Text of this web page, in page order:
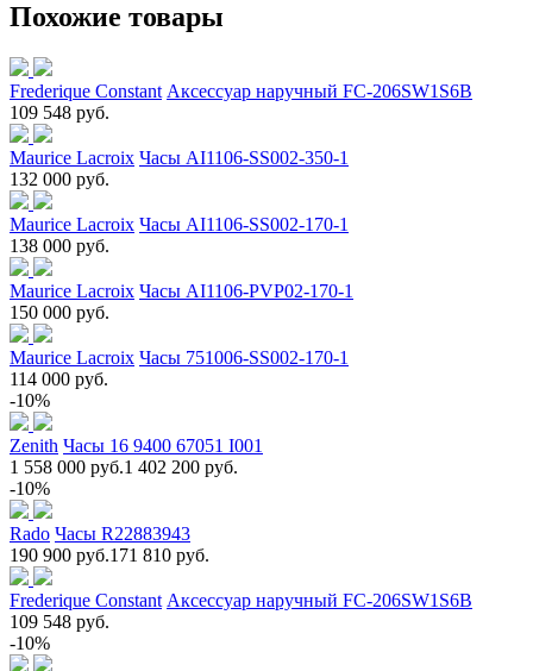
Похожие товары
Frederique Constant Аксессуар наручный FC-206SW1S6B
109 548 руб.
Maurice Lacroix Часы AI1106-SS002-350-1
132 000 руб.
Maurice Lacroix Часы AI1106-SS002-170-1
138 000 руб.
Maurice Lacroix Часы AI1106-PVP02-170-1
150 000 руб.
Maurice Lacroix Часы 751006-SS002-170-1
114 000 руб.
-10%
Zenith Часы 16 9400 67051 I001
1 558 000 руб.1 402 200 руб.
-10%
Rado Часы R22883943
190 900 руб.171 810 руб.
Frederique Constant Аксессуар наручный FC-206SW1S6B
109 548 руб.
-10%